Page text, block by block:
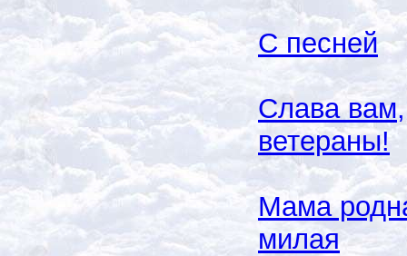
С песней
Слава вам,
ветераны!
Мама
милая